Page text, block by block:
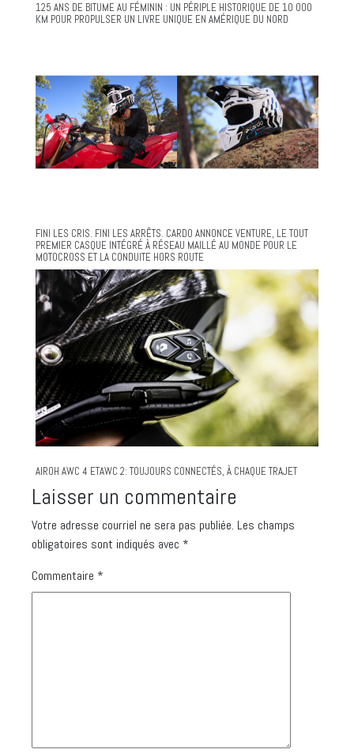
125 ANS DE BITUME AU FÉMININ : UN PÉRIPLE HISTORIQUE DE 10 000
KM POUR PROPULSER UN LIVRE UNIQUE EN AMÉRIQUE DU NORD
FINI LES CRIS. FINI LES ARRÊTS. CARDO ANNONCE VENTURE, LE TOUT
PREMIER CASQUE INTÉGRÉ À RÉSEAU MAILLÉ AU MONDE POUR LE
MOTOCROSS ET LA CONDUITE HORS ROUTE
AIROH AWC 4 ETAWC 2: TOUJOURS CONNECTÉS, À CHAQUE TRAJET
Laisser un commentaire
Votre adresse courriel ne sera pas publiée. Les champs
obligatoires sont indiqués avec *
Commentaire *